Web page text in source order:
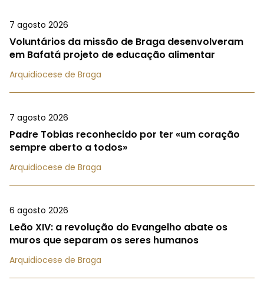
7 agosto 2026
Voluntários da missão de Braga desenvolveram
em Bafatá projeto de educação alimentar
Arquidiocese de Braga
7 agosto 2026
Padre Tobias reconhecido por ter «um coração
sempre aberto a todos»
Arquidiocese de Braga
6 agosto 2026
Leão XIV: a revolução do Evangelho abate os
muros que separam os seres humanos
Arquidiocese de Braga